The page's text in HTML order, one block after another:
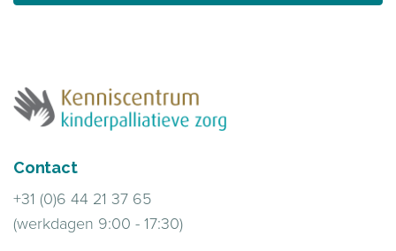
Contact
+31 (0)6 44 21 37 65
(werkdagen 9:00 - 17:30)